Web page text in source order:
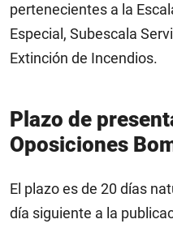
pertenecientes a la
Especial, Subescala
Extinción de Incendios.
Plazo de
Oposiciones
El plazo es de 20 días
día siguiente a la